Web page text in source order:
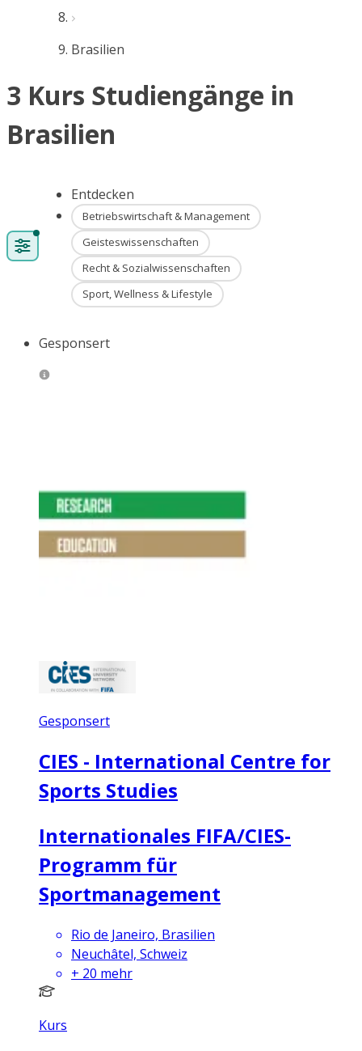
Brasilien
3 Kurs Studiengänge in
Brasilien
Entdecken
Betriebswirtschaft & Management
Geisteswissenschaften
Recht & Sozialwissenschaften
Sport, Wellness & Lifestyle
Gesponsert
Gesponsert
CIES - International Centre for
Sports Studies
Internationales FIFA/CIES-
Programm für
Sportmanagement
Rio de Janeiro, Brasilien
Neuchâtel, Schweiz
+ 20 mehr
Kurs